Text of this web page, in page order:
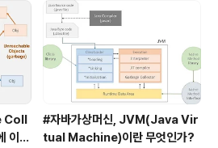
이어
#자바가상머신, JVM(Java Vir
tual Machine)이란 무엇인가?